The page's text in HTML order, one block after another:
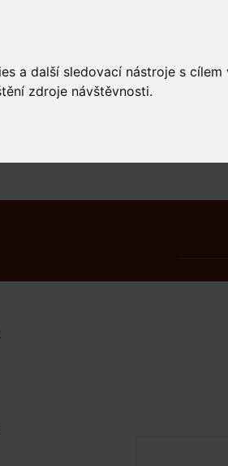
a další sledovací nástroje s
zdroje návštěvnosti.